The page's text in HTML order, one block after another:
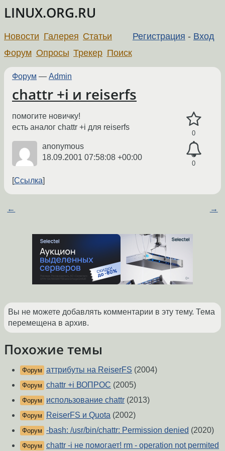
LINUX.ORG.RU
Регистрация - Вход
Новости Галерея Статьи
Форум Опросы Трекер Поиск
Форум — Admin
chattr +i и reiserfs
0
0
помогите новичку!
есть аналог chattr +i для reiserfs
anonymous
18.09.2001 07:58:08 +00:00
Ссылка
← →
Вы не можете добавлять комментарии в эту тему. Тема
перемещена в архив.
Похожие темы
Форум аттрибуты на ReiserFS (2004)
Форум chattr +i ВОПРОС (2005)
Форум использование chattr (2013)
Форум ReiserFS и Quota (2002)
Форум -bash: /usr/bin/chattr: Permission denied (2020)
Форум chattr -i не помогает! rm - operation not permited